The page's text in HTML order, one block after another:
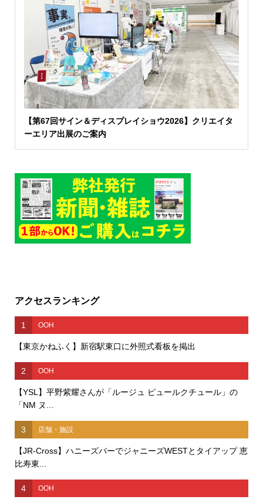
【第67回サイン＆ディスプレイショウ2026】クリエイタ
ーエリア出展のご案内
アクセスランキング
1 OOH
【東京かねふく】新宿駅東口に外照式看板を掲出
2 OOH
【YSL】平野紫耀さんが「ルージュ ピュールクチュール」の
「NM ヌ...
3 店舗・施設
【JR-Cross】ハニーズバーでジャニーズWESTとタイアップ 恵
比寿東...
4 OOH